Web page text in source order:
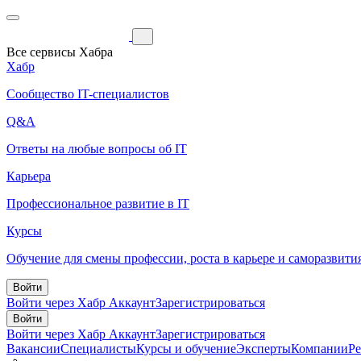
Все сервисы Хабра
Хабр
Сообщество IT-специалистов
Q&A
Ответы на любые вопросы об IT
Карьера
Профессиональное развитие в IT
Курсы
Обучение для смены профессии, роста в карьере и
Войти
Войти через Хабр АккаунтЗарегистрироваться
Войти
Войти через Хабр АккаунтЗарегистрироваться
ВакансииСпециалистыКурсы и обучениеЭкспертыКомпании